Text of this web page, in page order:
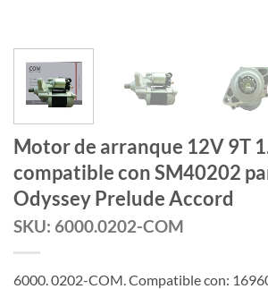
Motor de arranque 12V 9T
compatible con SM40202
Odyssey Prelude Accord
SKU: 6000.0202-COM
6000. 0202-COM. Compatible con: